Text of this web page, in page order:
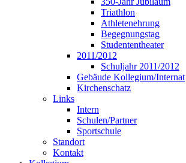
Triathlon
Athletenehrung
Begegnungstag
Studententheater
2011/2012
Schuljahr 2011/2012
Gebäude Kollegium/Internat
Kirchenschatz
Links
Intern
Schulen/Partner
Sportschule
Standort
Kontakt